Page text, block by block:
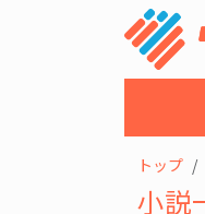
トップ
小説